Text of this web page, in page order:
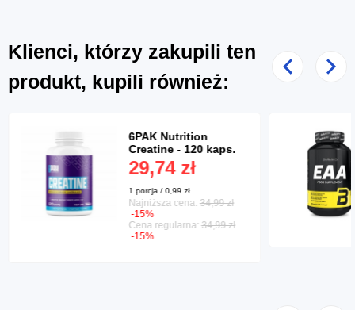
Klienci, którzy zakupili ten
produkt, kupili również:
Poprzedni
6PAK Nutrition
Creatine - 120 kaps.
29,74 zł
1 porcja / 0,99 zł
Najniższa cena: 34,99 zł
-15%
Cena regularna: 34,99 zł
-15%